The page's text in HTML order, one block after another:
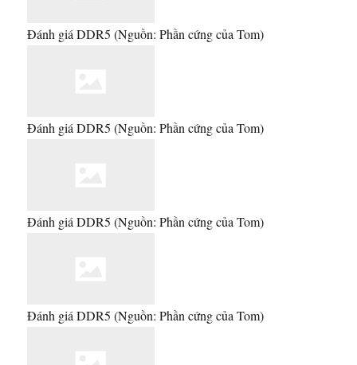
Đánh giá DDR5(Nguồn: Phần cứng của Tom)
Đánh giá DDR5(Nguồn: Phần cứng của Tom)
Đánh giá DDR5(Nguồn: Phần cứng của Tom)
Đánh giá DDR5(Nguồn: Phần cứng của Tom)